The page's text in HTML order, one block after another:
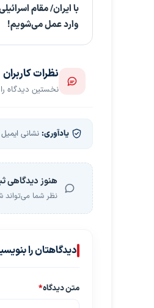
با ایران/ مقام
وارد عمل می‌شویم!
نظرات کاربران
نخستین دیدگاه
یادآوری: نشانی
هنوز دیدگاهی
نظر شما
دیدگاهتان را
متن دیدگاه*